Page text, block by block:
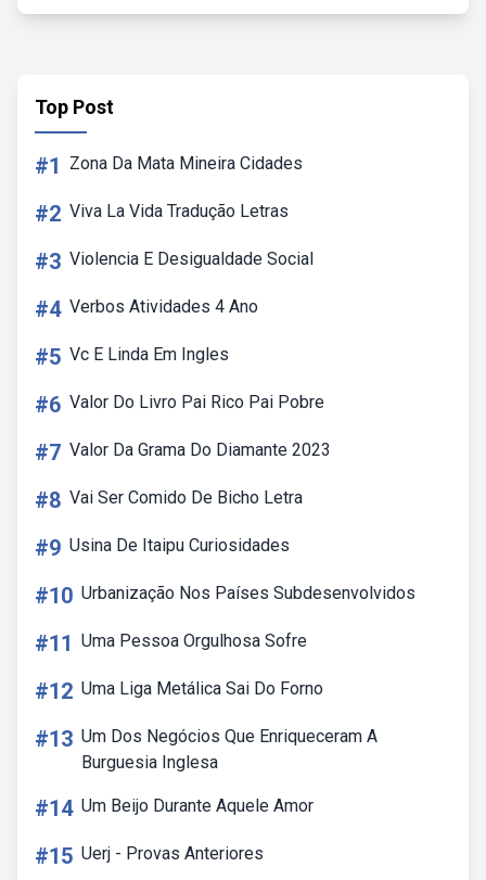
Top Post
#1 Zona Da Mata Mineira Cidades
#2 Viva La Vida Tradução Letras
#3 Violencia E Desigualdade Social
#4 Verbos Atividades 4 Ano
#5 Vc E Linda Em Ingles
#6 Valor Do Livro Pai Rico Pai Pobre
#7 Valor Da Grama Do Diamante 2023
#8 Vai Ser Comido De Bicho Letra
#9 Usina De Itaipu Curiosidades
#10 Urbanização Nos Países Subdesenvolvidos
#11 Uma Pessoa Orgulhosa Sofre
#12 Uma Liga Metálica Sai Do Forno
#13 Um Dos Negócios Que Enriqueceram A
Burguesia Inglesa
#14 Um Beijo Durante Aquele Amor
#15 Uerj - Provas Anteriores